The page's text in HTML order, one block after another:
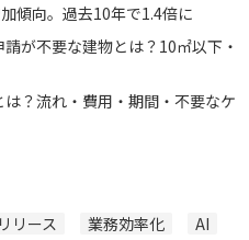
傾向。過去10年で1.4倍に
が不要な建物とは？10㎡以下・
は？流れ・費用・期間・不要なケ
リース 業務効率化
AI